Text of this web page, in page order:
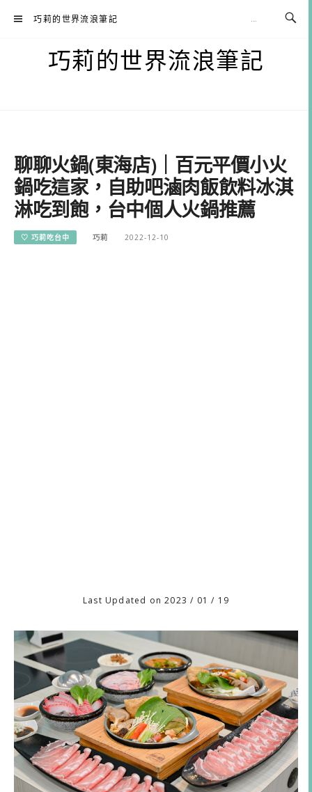
巧莉的世界流浪筆記
巧莉的世界流浪筆記
聊聊火鍋(東海店)｜百元平價小火
鍋吃這家，自助吧滷肉飯飲料冰淇
淋吃到飽，台中個人火鍋推薦
♡ 巧莉吃台中 巧莉 2022-12-10
Last Updated on 2023 / 01 / 19